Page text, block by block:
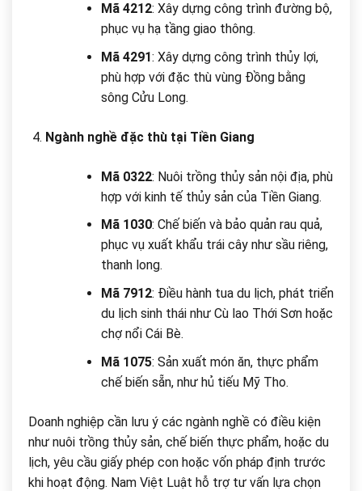
Mã 4212: Xây dựng công trình đường bộ,
phục vụ hạ tầng giao thông.
Mã 4291: Xây dựng công trình thủy lợi,
phù hợp với đặc thù vùng Đồng bằng
sông Cửu Long.
Ngành nghề đặc thù tại Tiền Giang
Mã 0322: Nuôi trồng thủy sản nội địa, phù
hợp với kinh tế thủy sản của Tiền Giang.
Mã 1030: Chế biến và bảo quản rau quả,
phục vụ xuất khẩu trái cây như sầu riêng,
thanh long.
Mã 7912: Điều hành tua du lịch, phát triển
du lịch sinh thái như Cù lao Thới Sơn hoặc
chợ nổi Cái Bè.
Mã 1075: Sản xuất món ăn, thực phẩm
chế biến sẵn, như hủ tiếu Mỹ Tho.
Doanh nghiệp cần lưu ý các ngành nghề có điều kiện
như nuôi trồng thủy sản, chế biến thực phẩm, hoặc du
lịch, yêu cầu giấy phép con hoặc vốn pháp định trước
khi hoạt động. Nam Việt Luật hỗ trợ tư vấn lựa chọn